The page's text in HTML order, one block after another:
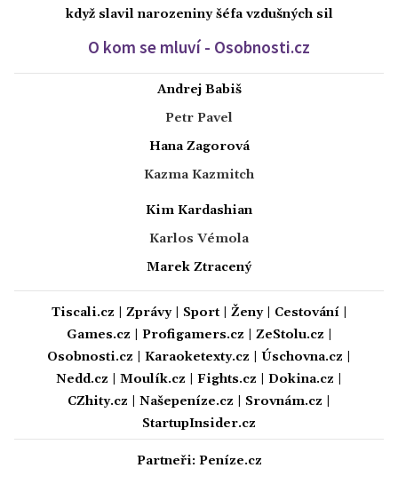
když slavil narozeniny šéfa vzdušných sil
O kom se mluví - Osobnosti.cz
Andrej Babiš
Petr Pavel
Hana Zagorová
Kazma Kazmitch
Kim Kardashian
Karlos Vémola
Marek Ztracený
Tiscali.cz Zprávy| Sport| Ženy| Cestování|
Games.cz
Profigamers.cz ZeStolu.cz
Osobnosti.cz
Karaoketexty.cz Úschovna.cz
Nedd.cz
Moulík.cz Fights.cz Dokina.cz
CZhity.cz
Našepeníze.cz Srovnám.cz
StartupInsider.cz
Partneři: Peníze.cz